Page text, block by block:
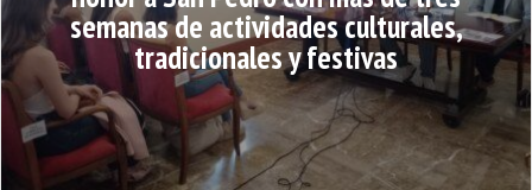
semanas de actividades culturales,
tradicionales y festivas